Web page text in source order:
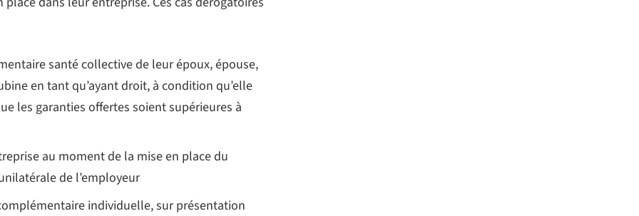
santé collective de leur époux, épouse,
en tant qu’ayant droit, à condition qu’elle
les garanties offertes soient supérieures à
au moment de la mise en place du
de l’employeur
individuelle, sur présentation